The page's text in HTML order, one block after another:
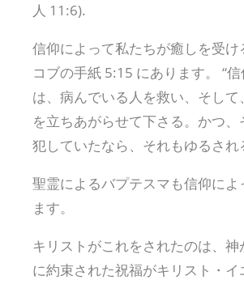
人 11:6).
信仰によって私たちが癒しを受け
コブの手紙 5:15 にあります。 “
は、病んでいる人を救い、そして
を立ちあがらせて下さる。かつ、
犯していたなら、それもゆるされ
聖霊によるバプテスマも信仰に
ます。
キリストがこれをされたのは、神
に約束された祝福がキリスト・イ